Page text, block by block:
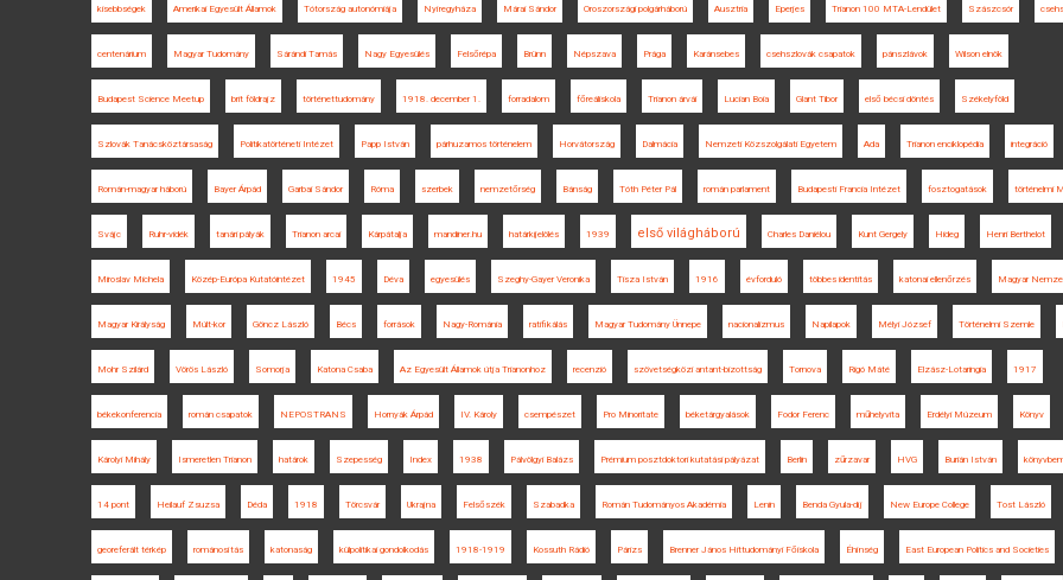
kisebbségek Amerikai Egyesült Államok Tótország autonómiája Nyíregyháza Márai Sándor Oroszországi polgárháború Ausztria Eperjes Trianon 100 MTA-Lendület Szászcsór
centenárium Magyar Tudomány Sárándi Tamás Nagy Egyesülés Felsőrépa Brünn Népszava Prága Karánsebes csehszlovák csapatok pánszlávok Wilson elnök
Budapest Science Meetup brit földrajz történettudomány 1918. december 1. forradalom főreáliskola Trianon árvái Lucian Boia Glant Tibor első bécsi döntés Székelyföld
Szlovák Tanácsköztársaság Politikatörténeti Intézet Papp István párhuzamos történelem Horvátország Dalmácia Nemzeti Közszolgálati Egyetem Ada Trianon enciklopédia integráció
Román-magyar háború Bayer Árpád Garbai Sándor Róma szerbek nemzetőrség Bánság Tóth Péter Pál román parlament Budapesti Francia Intézet fosztogatások történelmi
Svájc Ruhr-vidék tanári pályák Trianon arcai Kárpátalja mandiner.hu határkijelölés 1939 első világháború Charles Daniélou Kunt Gergely Hideg Henri Berthelot
Miroslav Michela Közép-Európa Kutatóintézet 1945 Déva egyesülés Szeghy-Gayer Veronika Tisza István 1916 évforduló többes identitás katonai ellenőrzés Magyar
Magyar Királyság Múlt-kor Göncz László Bécs források Nagy-Románia ratifikálás Magyar Tudomány Ünnepe nacionalizmus Napilapok Mélyi József Történelmi Szemle
Mohr Szilárd Vörös László Somorja Katona Csaba Az Egyesült Államok útja Trianonhoz recenzió szövetségközi antant-bizottság Tornova Rigó Máté Elzász-Lotaringia 1917
békekonferencia román csapatok NEPOSTRANS Hornyák Árpád IV. Károly csempészet Pro Minoritate béketárgyalások Fodor Ferenc műhelyvita Erdélyi Múzeum Könyv
Károlyi Mihály Ismeretlen Trianon határok Szepesség Index 1938 Pálvölgyi Balázs Prémium posztdoktori kutatási pályázat Berlin zűrzavar HVG Burián István
14 pont Heilauf Zsuzsa Déda 1918 Törcsvár Ukrajna Felsőszék Szabadka Román Tudományos Akadémia Lenin Benda Gyula-díj New Europe College Tost László
georeferált térkép románosítás katonaság külpolitikai gondolkodás 1918-1919 Kossuth Rádió Párizs Brenner János Hittudományi Főiskola Éhínség East European Politics and Societies